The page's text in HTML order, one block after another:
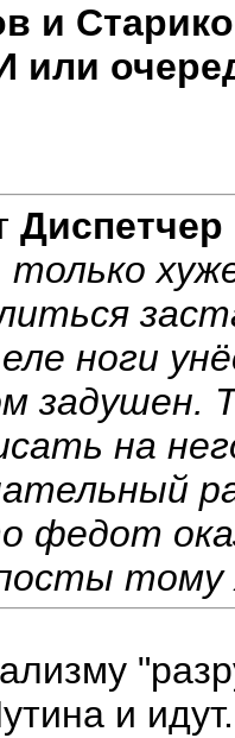
и
Диспетчер
только
ноги
задушен.
на
федот
тому
и идут.